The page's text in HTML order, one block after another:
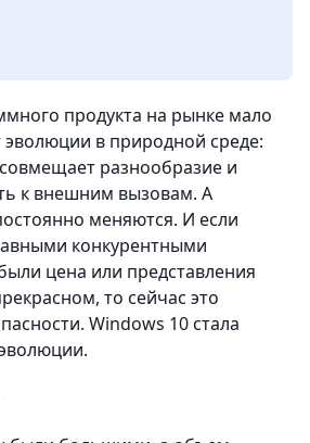
продукта на рынке мало
эволюции в природной среде:
разнообразие и
к внешним вызовам. А
меняются. И если
конкурентными
цена или представления
то сейчас это
Windows 10 стала